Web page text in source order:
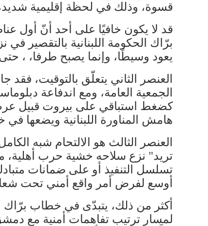
قسوة، وذلك في لحظة إقليمية
قد لا يكون خافيًا على أحد أنّ أول
برّاك الحكومة اللبنانية بالتقصير
يعود وسيطًا، وإنما يصبح طرفا، ،
العنصر الثاني يتعلّق بالتوقيت،
الجمعية العامة، ومع اندفاعة
كضغط استباقي على بيروت قبيل
هامش المناورة اللبنانية ويضعها في
العنصر الثالث هو الالتحام شبه
تريد" نزع سلاحه خشية حرب أهلية،
تسلسل التنفيذ أو على ضمانات
أوسع لفرض أمر واقع أمني تحت
أكثر من ذلك، يتبدّى في خطاب برّاك
لمسار ترتيب تفاهمات أمنية مع